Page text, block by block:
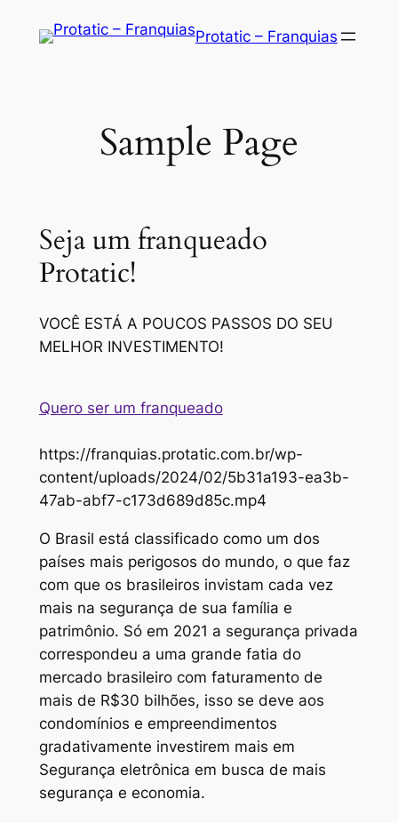
Protatic – Franquias
Sample Page
Seja um franqueado
Protatic!
VOCÊ ESTÁ A POUCOS PASSOS DO SEU
MELHOR INVESTIMENTO!
Quero ser um franqueado
https://franquias.protatic.com.br/wp-
content/uploads/2024/02/5b31a193-ea3b-
47ab-abf7-c173d689d85c.mp4
O Brasil está classificado como um dos
países mais perigosos do mundo, o que faz
com que os brasileiros invistam cada vez
mais na segurança de sua família e
patrimônio. Só em 2021 a segurança privada
correspondeu a uma grande fatia do
mercado brasileiro com faturamento de
mais de R$30 bilhões, isso se deve aos
condomínios e empreendimentos
gradativamente investirem mais em
Segurança eletrônica em busca de mais
segurança e economia.